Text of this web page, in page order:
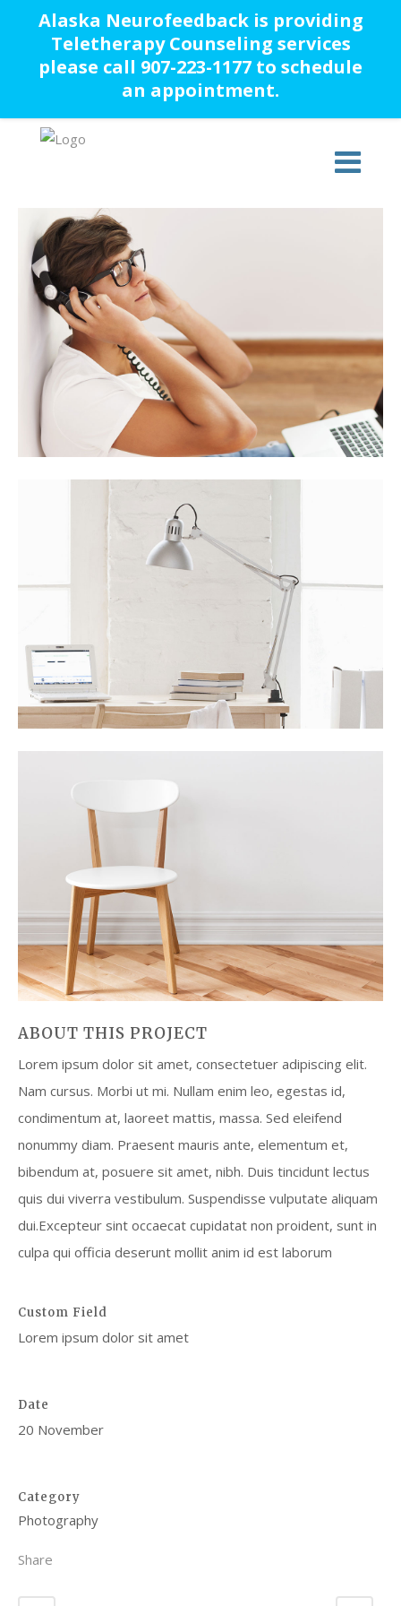
Alaska Neurofeedback is providing
Teletherapy Counseling services
please call 907-223-1177 to schedule
an appointment.
ABOUT THIS PROJECT
Lorem ipsum dolor sit amet, consectetuer adipiscing elit.
Nam cursus. Morbi ut mi. Nullam enim leo, egestas id,
condimentum at, laoreet mattis, massa. Sed eleifend
nonummy diam. Praesent mauris ante, elementum et,
bibendum at, posuere sit amet, nibh. Duis tincidunt lectus
quis dui viverra vestibulum. Suspendisse vulputate aliquam
dui.Excepteur sint occaecat cupidatat non proident, sunt in
culpa qui officia deserunt mollit anim id est laborum
Custom Field
Lorem ipsum dolor sit amet
Date
20 November
Category
Photography
Share